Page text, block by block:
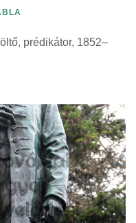
prédikátor, 1852–